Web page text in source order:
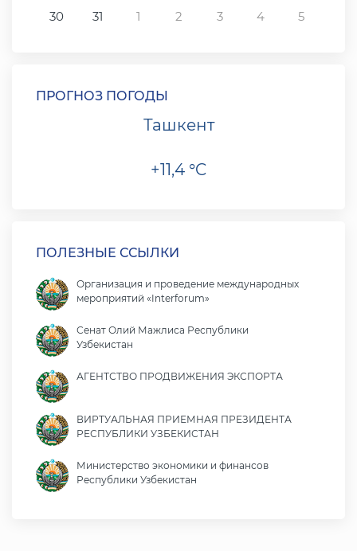
30
31 1 2 3 4 5
ПРОГНОЗ ПОГОДЫ
Ташкент
+11,4 °C
ПОЛЕЗНЫЕ ССЫЛКИ
Организация и проведение международных
мероприятий «Interforum»
Сенат Олий Мажлиса Республики
Узбекистан
АГЕНТСТВО ПРОДВИЖЕНИЯ ЭКСПОРТА
ВИРТУАЛЬНАЯ ПРИЕМНАЯ ПРЕЗИДЕНТА
РЕСПУБЛИКИ УЗБЕКИСТАН
Министерство экономики и финансов
Республики Узбекистан